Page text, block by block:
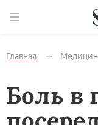
Главная
Боль в